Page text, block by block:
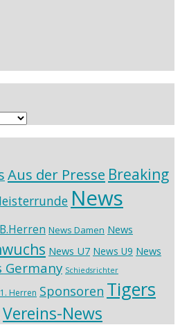
Aus der Presse Breaking
News
News Damen News
News U7 News U9 News
Schiedsrichter
Herren Sponsoren Tigers
Vereins-News